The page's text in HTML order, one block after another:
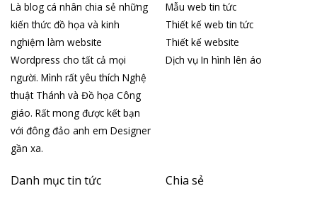
Là blog cá nhân chia sẻ những
kiến thức đồ họa và kinh
nghiệm làm website
Wordpress cho tất cả mọi
người. Mình rất yêu thích Nghệ
thuật Thánh và Đồ họa Công
giáo. Rất mong được kết bạn
với đông đảo anh em Designer
gần xa.
Mẫu web tin tức
Thiết kế web tin tức
Thiết kế website
Dịch vụ In hình lên áo
Danh mục tin tức Chia sẻ